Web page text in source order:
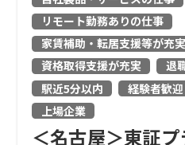
リモート勤務ありの仕事
家賃補助・転居支援等が充実
資格取得支援が充実
退
駅近5分以内
経験者歓迎
上場企業
＜名古屋＞東証